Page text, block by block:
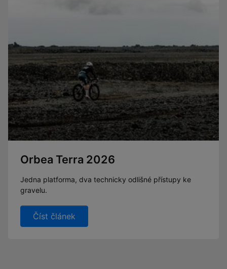
Orbea Terra 2026
Jedna platforma, dva technicky odlišné přístupy ke
gravelu.
Číst článek